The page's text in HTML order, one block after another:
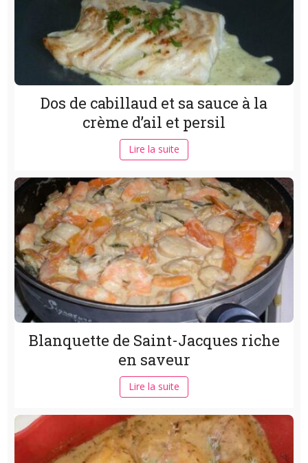
Dos de cabillaud et sa sauce à la
crème d’ail et persil
Lire la suite
Blanquette de Saint-Jacques riche
en saveur
Lire la suite